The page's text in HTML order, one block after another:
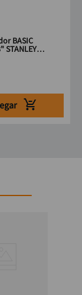
BASIC
STANLEY